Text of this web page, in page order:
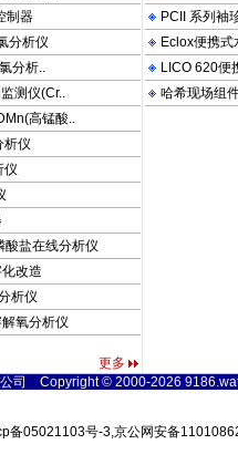
制器
分析仪
分析..
测仪(Cr..
高锰酸..
析仪
仪
酸盐在线分析仪
改造
析仪
氧分析仪
更多
PCII 系列袖
Eclox便携式
LICO 620便
哈希现场组
公司 Copyright © 2000-2026
备05021103号-3,京公网安备